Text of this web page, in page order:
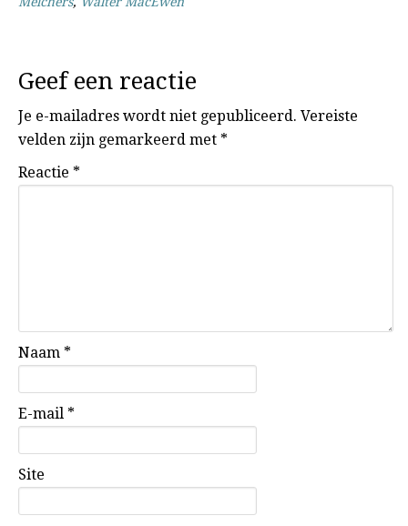
Geef een reactie
Je e-mailadres wordt niet gepubliceerd. Vereiste
velden zijn gemarkeerd met *
Reactie *
Naam *
E-mail *
Site